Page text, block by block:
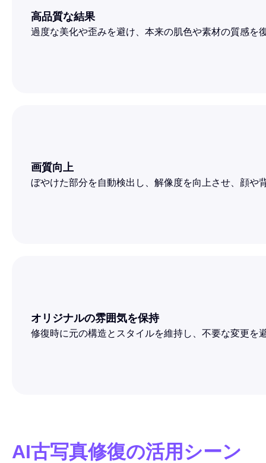
高品質な結果
過度な美化や歪みを避け、本来の肌色や素材の質感を
画質向上
ぼやけた部分を自動検出し、解像度を向上させ、顔や
オリジナルの雰囲気を保持
修復時に元の構造とスタイルを維持し、不要な変更を
AI古写真修復の活用シーン